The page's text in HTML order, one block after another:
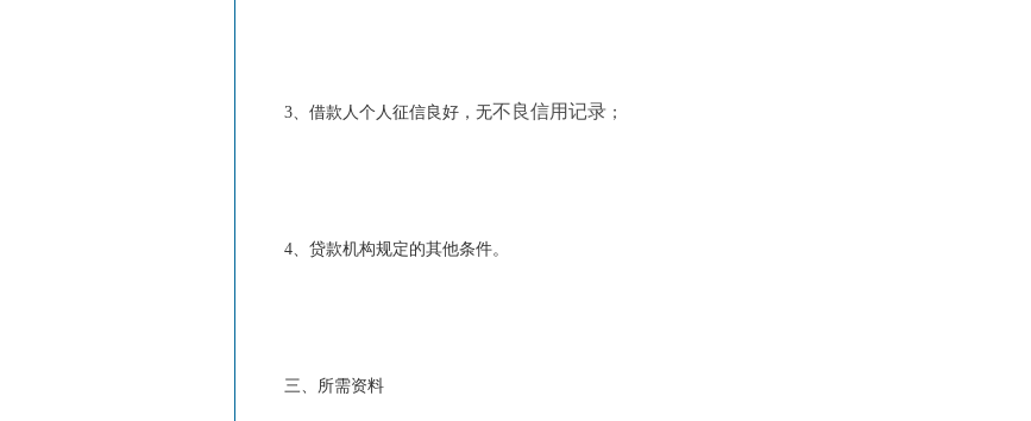
3、借款人个人征信良好，无不良信用记录 ；
4、贷款机构规定的其他条件。
三、所需资料